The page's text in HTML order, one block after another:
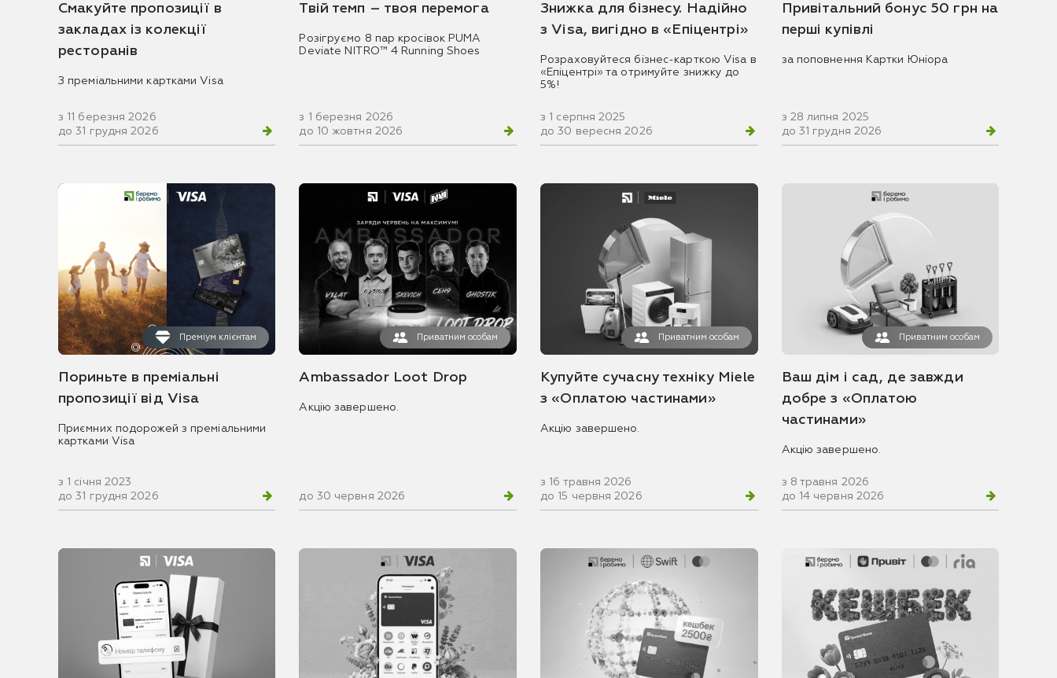
Смакуйте пропозиції в
закладах із колекції
ресторанів
З преміальними картками Visa
з 11 березня 2026
до 31 грудня 2026
Твій темп – твоя перемога
Розігруємо 8 пар кросівок PUMA
Deviate NITRO™ 4 Running Shoes
з 1 березня 2026
до 10 жовтня 2026
Знижка для бізнесу. Надійно
з Visa, вигідно в «Епіцентрі»
Розраховуйтеся бізнес-карткою Visa в
«Епіцентрі» та отримуйте знижку до
5%!
з 1 серпня 2025
до 30 вересня 2026
Привітальний бонус 50 грн на
перші купівлі
за поповнення Картки Юніора
з 28 липня 2025
до 31 грудня 2026
Преміум клієнтам
Пориньте в преміальні
пропозиції від Visa
Приємних подорожей з преміальними
картками Visa
з 1 січня 2023
до 31 грудня 2026
Приватним особам
Ambassador Loot Drop
Акцію завершено.
до 30 червня 2026
Приватним особам
Купуйте сучасну техніку Miele
з «Оплатою частинами»
Акцію завершено.
з 16 травня 2026
до 15 червня 2026
Приватним особам
Ваш дім і сад, де завжди
добре з «Оплатою
частинами»
Акцію завершено.
з 8 травня 2026
до 14 червня 2026